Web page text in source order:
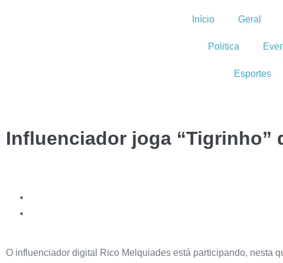
Início Geral
Politica
Esportes
Influenciador joga “Tigrinho”
O influenciador digital Rico Melquiades está participando, nesta